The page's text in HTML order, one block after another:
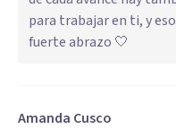
para trabajar en ti, y
fuerte abrazo 🤍
Amanda Cusco